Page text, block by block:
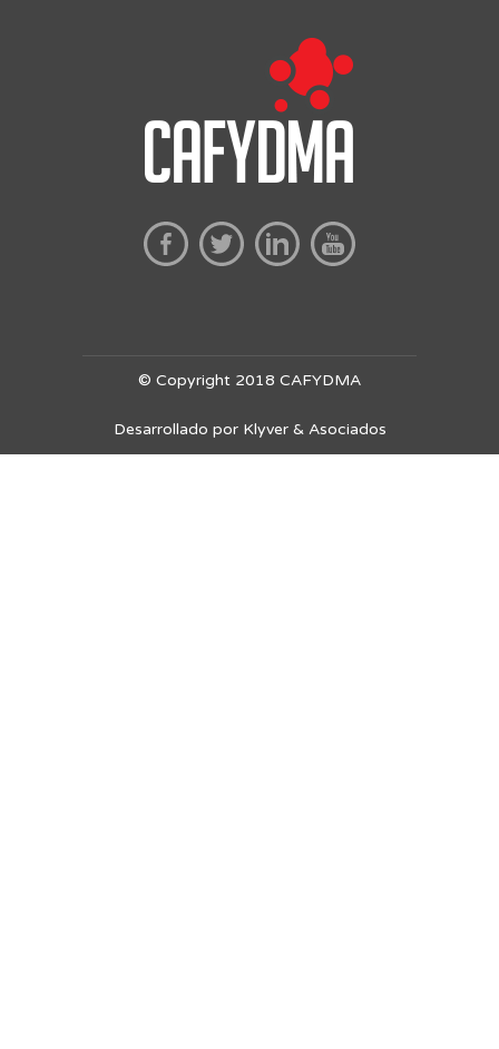
© Copyright 2018 CAFYDMA
Desarrollado por Klyver & Asociados